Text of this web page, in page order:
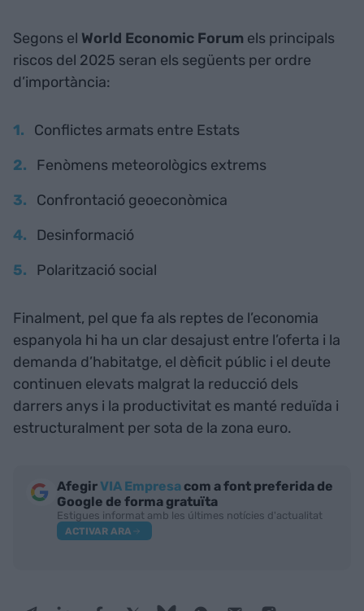
Segons el World Economic Forum els principals
riscos del 2025 seran els següents per ordre
d’importància:
Conflictes armats entre Estats
Fenòmens meteorològics extrems
Confrontació geoeconòmica
Desinformació
Polarització social
Finalment, pel que fa als reptes de l’economia
espanyola hi ha un clar desajust entre l’oferta i la
demanda d’habitatge, el dèficit públic i el deute
continuen elevats malgrat la reducció dels
darrers anys i la productivitat es manté reduïda i
estructuralment per sota de la zona euro.
AfegirVIA Empresa com a font preferida de
Google de forma gratuïta
Estigues informat amb les últimes notícies d'actualitat
ACTIVAR ARA